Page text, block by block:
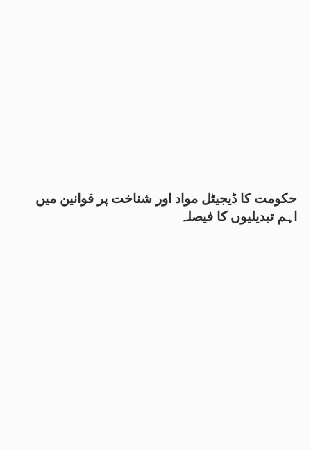
حکومت کا ڈیجیٹل مواد اور شناخت پر قوانین میں
اہم تبدیلیوں کا فیصلہ